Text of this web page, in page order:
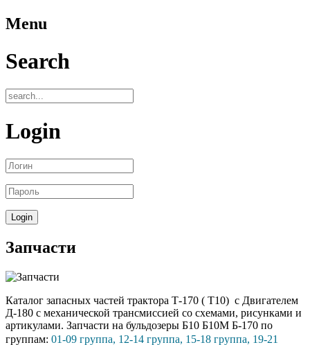
Menu
Search
Login
Запчасти
Каталог запасных частей трактора Т-170 ( Т10) с Двигателем
Д-180 с механической трансмиссией со схемами, рисунками и
артикулами. Запчасти на бульдозеры Б10 Б10М Б-170 по
группам: 01-09 группа, 12-14 группа, 15-18 группа, 19-21